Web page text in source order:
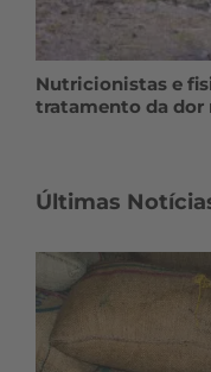
Nutricionistas e
tratamento da dor
Últimas